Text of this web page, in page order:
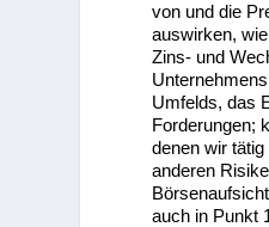
von und die
auswirken,
Zins- und
Umfelds, das
Forderungen;
denen wir
anderen
auch in Punkt